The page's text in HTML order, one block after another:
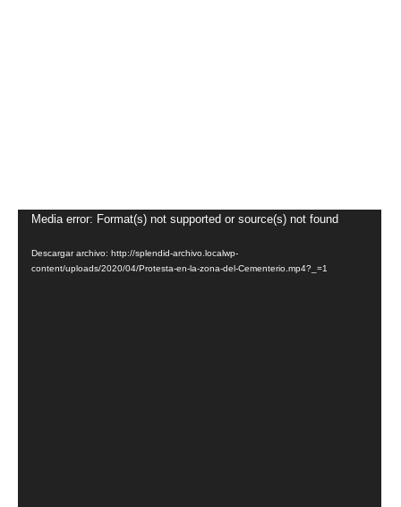
Reproductor
vídeo
Media error: Format(s) not supported or source(s) not found
Descargar archivo: http://splendid-archivo.localwp-
content/uploads/2020/04/Protesta-en-la-zona-del-Cementerio.mp4?_=1